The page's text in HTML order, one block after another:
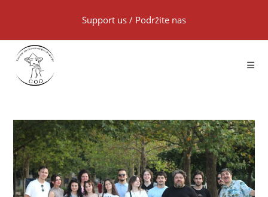
Support us / Podržite nas